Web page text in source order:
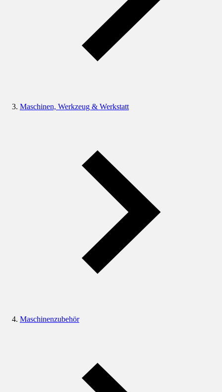
Maschinen, Werkzeug & Werkstatt
Maschinenzubehör